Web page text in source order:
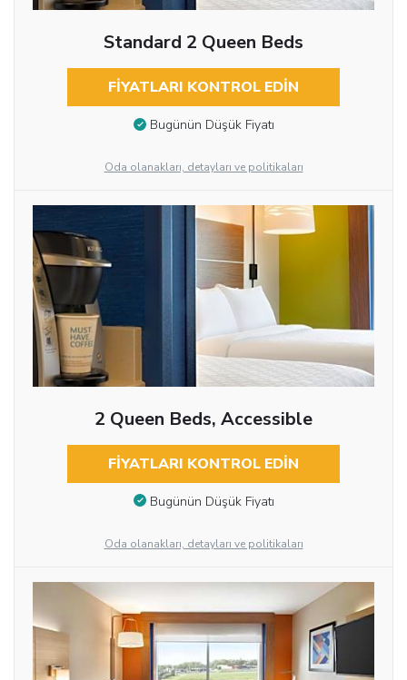
Standard 2 Queen Beds
FIYATLARI KONTROL EDIN
Bugünün Düşük Fiyatı
Oda olanakları, detayları ve politikaları
2 Queen Beds, Accessible
FIYATLARI KONTROL EDIN
Bugünün Düşük Fiyatı
Oda olanakları, detayları ve politikaları